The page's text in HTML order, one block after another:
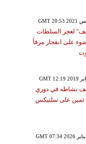
لعجز السلطات
على انفجار مرفأ
نشاطه في دوري
ثمين على سلتيكس